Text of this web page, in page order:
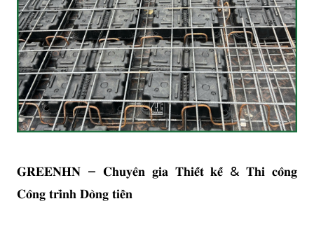
𝐆𝐑𝐄𝐄𝐍𝐇𝐍 – 𝐂𝐡𝐮𝐲𝐞̂𝐧 𝐠𝐢𝐚 𝐓𝐡𝐢𝐞̂́𝐭 𝐤𝐞̂́ & 𝐓𝐡𝐢 𝐜𝐨̂𝐧𝐠
𝐂𝐨̂𝐧𝐠 𝐭𝐫𝐢̀𝐧𝐡 𝐃𝐨̀𝐧𝐠 𝐭𝐢𝐞̂̀𝐧